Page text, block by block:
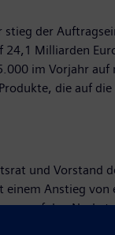
der
Milliarden
im Vorjahr
die auf
und Vorstand
Anstieg
auf den